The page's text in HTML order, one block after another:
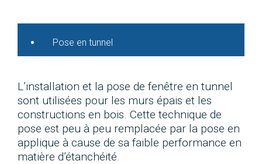
Pose en tunnel
L’installation et la pose de fenêtre en tunnel
sont utilisées pour les murs épais et les
constructions en bois. Cette technique de
pose est peu à peu remplacée par la pose en
applique à cause de sa faible performance en
matière d’étanchéité.